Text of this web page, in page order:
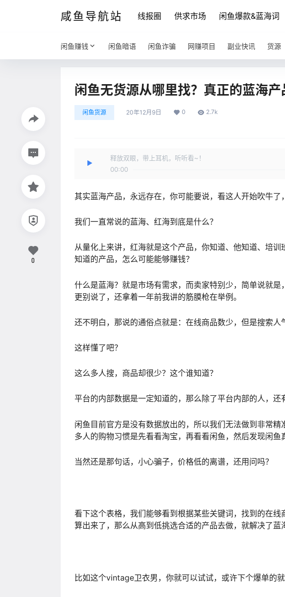
咸鱼导航站 线报圈 供求市场 闲鱼爆款&蓝海词
闲鱼赚钱 闲鱼暗语 闲鱼诈骗 网赚项目 副业快讯 货源
闲鱼无货源从哪里找？真正的蓝海产
闲鱼货源 20年12月9日 0 2.7k
释放双眼，带上耳机，听听看~！
00:00
其实蓝海产品，永远存在，你可能要说，看这人开始吹牛了
我们一直常说的蓝海、红海到底是什么？
从量化上来讲，红海就是这个产品，你知道、他知道、培
知道的产品，怎么可能能够赚钱？
什么是蓝海？就是市场有需求，而卖家特别少，简单说就
更别说了，还拿着一年前我讲的筋膜枪在举例。
还不明白，那说的通俗点就是：在线商品数少，但是搜索人
这样懂了吧？
这么多人搜，商品却很少？这个谁知道？
平台的内部数据是一定知道的，那么除了平台内部的人，还
闲鱼目前官方是没有数据放出的，所以我们无法做到非常
多人的购物习惯是先看看淘宝，再看看闲鱼，然后发现闲鱼
当然还是那句话，小心骗子，价格低的离谱，还用问吗？
看下这个表格，我们能够看到根据某些关键词，找到的在
算出来了，那么从高到低挑选合适的产品去做，就解决了蓝
比如这个vintage卫衣男，你就可以试试，或许下个爆单的就
0